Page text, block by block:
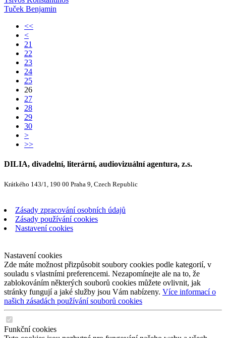
Tuček Benjamin
<<
<
21
22
23
24
25
26
27
28
29
30
>
>>
DILIA, divadelní, literární, audiovizuální agentura, z.s.
Krátkého 143/1, 190 00 Praha 9, Czech Republic
Zásady zpracování osobních údajů
Zásady používání cookies
Nastavení cookies
Nastavení cookies
Zde máte možnost přizpůsobit soubory cookies podle kategorií, v
souladu s vlastními preferencemi. Nezapomínejte ale na to, že
zablokováním některých souborů cookies můžete ovlivnit, jak
stránky fungují a jaké služby jsou Vám nabízeny. Více informací o
našich zásadách používání souborů cookies
Funkční cookies